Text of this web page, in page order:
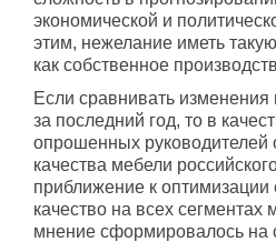
экономической и
этим, нежелание иметь
как собственное
Если сравнивать
за последний год, то в
опрошенных
качества мебели
приближение к
качество на всех сегментах
мнение сформировалось на